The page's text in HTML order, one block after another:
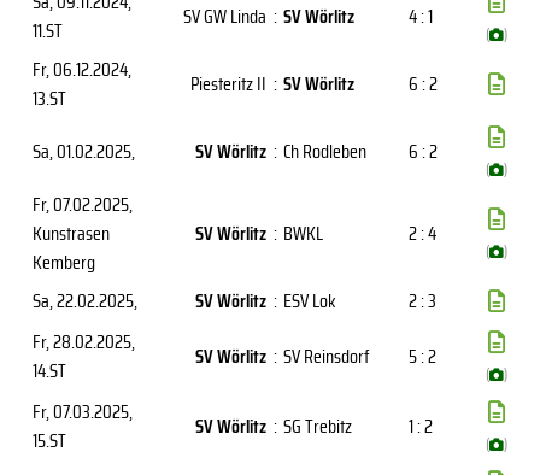
11.ST
SV GW Linda : SV Wörlitz 4 : 1
( )
Fr, 06.12.2024,
13.ST
Piesteritz II : SV Wörlitz 6 : 2
Sa, 01.02.2025, SV Wörlitz : Ch Rodleben 6 : 2
( )
Fr, 07.02.2025,
Kunstrasen
Kemberg
SV Wörlitz : BWKL 2 : 4
( )
Sa, 22.02.2025, SV Wörlitz : ESV Lok
2 : 3
Fr, 28.02.2025,
14.ST
SV Wörlitz : SV Reinsdorf 5 : 2
( )
Fr, 07.03.2025,
15.ST
SV Wörlitz : SG Trebitz 1 : 2
( )